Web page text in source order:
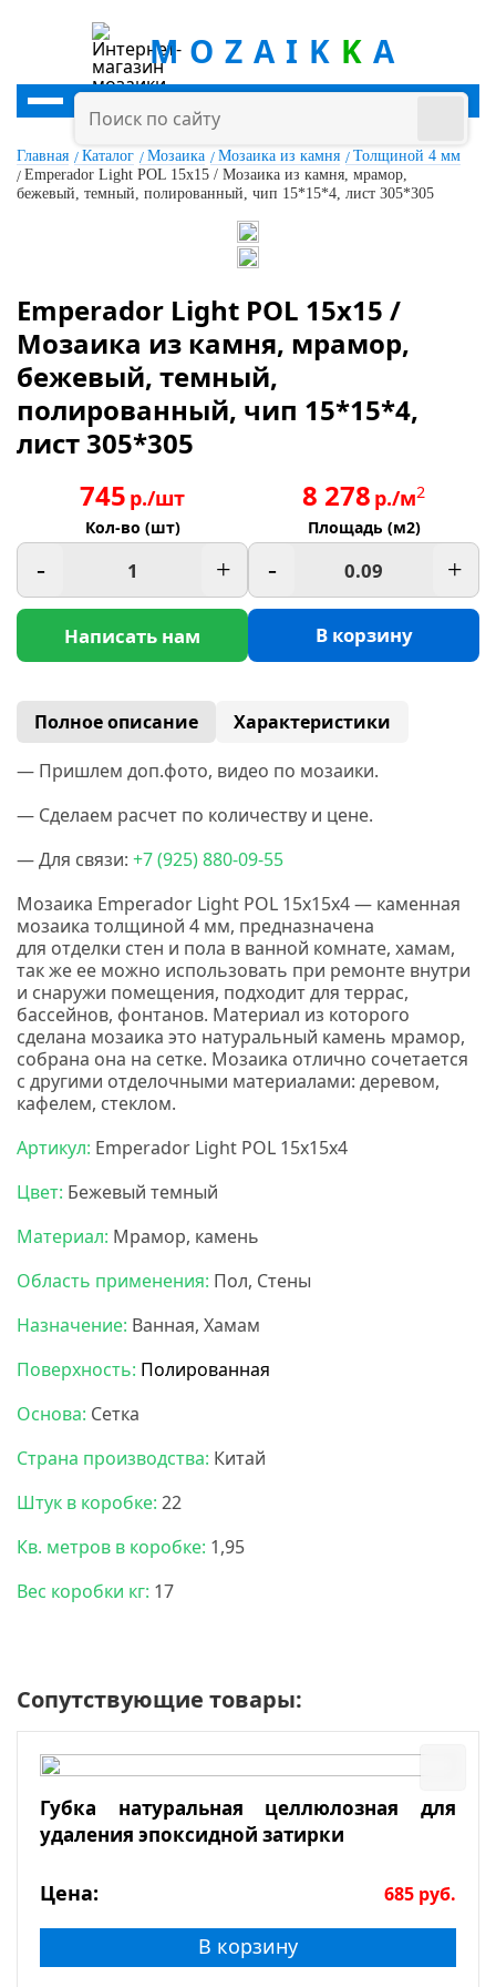
MOZAIK K A
Главная Каталог Мозаика Мозаика из камня
Толщиной 4 мм
Emperador Light POL 15x15 / Мозаика из камня, мрамор,
бежевый, темный, полированный, чип 15*15*4, лист 305*305
Emperador Light POL 15x15 /
Мозаика из камня, мрамор,
бежевый, темный,
полированный, чип 15*15*4,
лист 305*305
745 р./шт
Кол-во (шт)
- +
Написать нам
8 278 р./м2
Площадь (м2)
- +
В корзину
Полное описание
Характеристики
— Пришлем доп.фото, видео по мозаики.
— Сделаем расчет по количеству и цене.
— Для связи: +7(925) 880-09-55
Мозаика Emperador Light POL 15x15x4 — каменная
мозаика толщиной 4 мм, предназначена
для отделки стен и пола в ванной комнате, хамам,
так же ее можно использовать при ремонте внутри
и снаружи помещения, подходит для террас,
бассейнов, фонтанов. Материал из которого
сделана мозаика это натуральный камень мрамор,
собрана она на сетке. Мозаика отлично сочетается
с другими отделочными материалами: деревом,
кафелем, стеклом.
Артикул: Emperador Light POL 15x15x4
Цвет: Бежевый темный
Материал: Мрамор, камень
Область применения: Пол, Стены
Назначение: Ванная, Хамам
Поверхность: Полированная
Основа: Сетка
Страна производства: Китай
Штук в коробке: 22
Кв. метров в коробке: 1,95
Вес коробки кг: 17
Сопутствующие товары:
Губка натуральная целлюлозная для
удаления эпоксидной затирки
Цена: 685 руб.
В корзину